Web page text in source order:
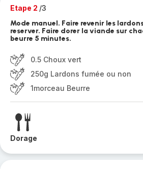
Etape 2 /3
Mode manuel. Faire revenir les
reserver. Faire dorer la viande sur
beurre 5 minutes.
0.5 Choux vert
250g Lardons fumée ou non
1morceau Beurre
Dorage